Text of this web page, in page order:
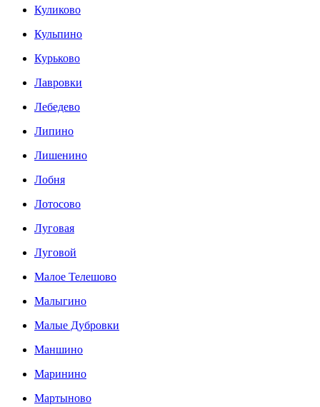
Куликово
Кульпино
Курьково
Лавровки
Лебедево
Липино
Лишенино
Лобня
Лотосово
Луговая
Луговой
Малое Телешово
Малыгино
Малые Дубровки
Маншино
Маринино
Мартыново